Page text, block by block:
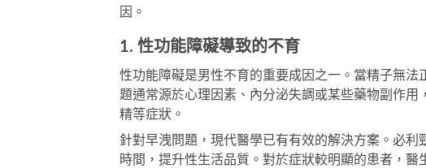
因。
1. 性功能障礙導致的不育
性功能障礙是男性不育的重要成因之一。當精子無
題通常源於心理因素、內分泌失調或某些藥物副作
精等症狀。
針對早洩問題，現代醫學已有有效的解決方案。 必利
時間，提升性生活品質。對於症狀較明顯的患者，醫